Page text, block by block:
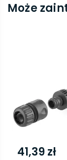
Może
41,39 zł